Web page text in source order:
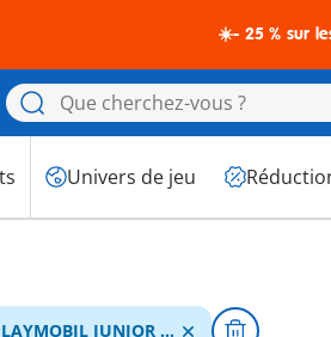
☀️- 25 % sur
Univers de jeu
JUNIOR &